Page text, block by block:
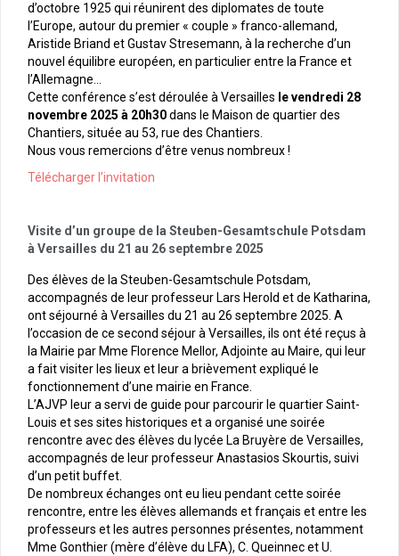
d’octobre 1925 qui réunirent des diplomates de toute
l’Europe, autour du premier « couple » franco-allemand,
Aristide Briand et Gustav Stresemann, à la recherche d’un
nouvel équilibre européen, en particulier entre la France et
l’Allemagne…
Cette conférence s’est déroulée à Versailles le vendredi 28
novembre 2025 à 20h30dans le Maison de quartier des
Chantiers, située au 53, rue des Chantiers.
Nous vous remercions d’être venus nombreux !
Télécharger l’invitation
Visite d’un groupe de la Steuben-Gesamtschule Potsdam
à Versailles du 21 au 26 septembre 2025
Des élèves de la Steuben-Gesamtschule Potsdam,
accompagnés de leur professeur Lars Herold et de Katharina,
ont séjourné à Versailles du 21 au 26 septembre 2025. A
l’occasion de ce second séjour à Versailles, ils ont été reçus à
la Mairie par Mme Florence Mellor, Adjointe au Maire, qui leur
a fait visiter les lieux et leur a brièvement expliqué le
fonctionnement d’une mairie en France.
L’AJVP leur a servi de guide pour parcourir le quartier Saint-
Louis et ses sites historiques et a organisé une soirée
rencontre avec des élèves du lycée La Bruyère de Versailles,
accompagnés de leur professeur Anastasios Skourtis, suivi
d’un petit buffet.
De nombreux échanges ont eu lieu pendant cette soirée
rencontre, entre les élèves allemands et français et entre les
professeurs et les autres personnes présentes, notamment
Mme Gonthier (mère d’élève du LFA), C. Queinnec et U.